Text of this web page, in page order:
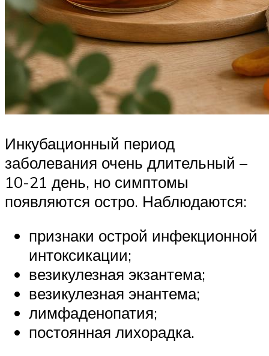
Инкубационный период
заболевания очень длительный –
10-21 день, но симптомы
появляются остро. Наблюдаются:
признаки острой инфекционной
интоксикации;
везикулезная экзантема;
везикулезная энантема;
лимфаденопатия;
постоянная лихорадка.